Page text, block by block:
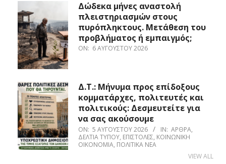
Δώδεκα μήνες αναστολή
πλειστηριασμών στους
πυρόπληκτους. Μετάθεση του
προβλήματος ή εμπαιγμός;
ON: 6 ΑΥΓΟΎΣΤΟΥ 2026
Δ.Τ.: Μήνυμα προς επίδοξους
κομματάρχες, πολιτευτές και
πολιτικούς: Δεσμευτείτε για
να σας ακούσουμε
ON: 5 ΑΥΓΟΎΣΤΟΥ 2026 IN: ΆΡΘΡΑ,
ΔΕΛΤΊΑ ΤΎΠΟΥ, ΕΠΙΣΤΟΛΈΣ, ΚΟΙΝΩΝΙΚΉ
ΟΙΚΟΝΟΜΊΑ, ΠΟΛΙΤΙΚΆ ΝΈΑ
VIEW ALL